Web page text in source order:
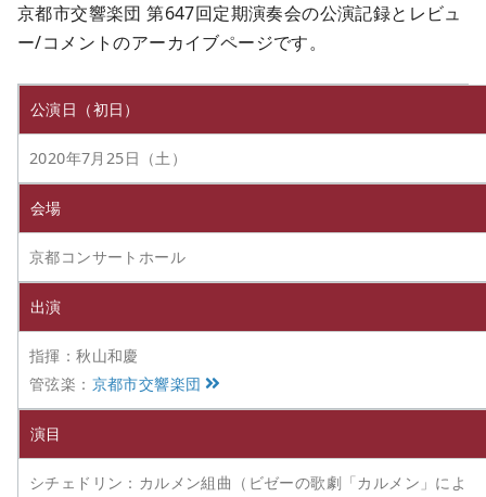
京都市交響楽団 第647回定期演奏会の公演記録とレビュ
ー/コメントのアーカイブページです。
公演日（初日）
2020年7月25日（土）
会場
京都コンサートホール
出演
指揮：秋山和慶
管弦楽： 京都市交響楽団
演目
シチェドリン：カルメン組曲（ビゼーの歌劇「カルメン」によ